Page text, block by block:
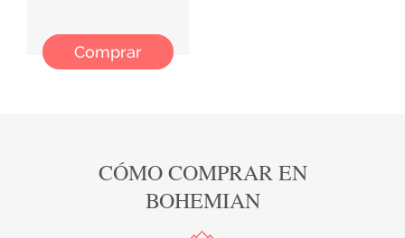
Comprar
CÓMO COMPRAR EN
BOHEMIAN